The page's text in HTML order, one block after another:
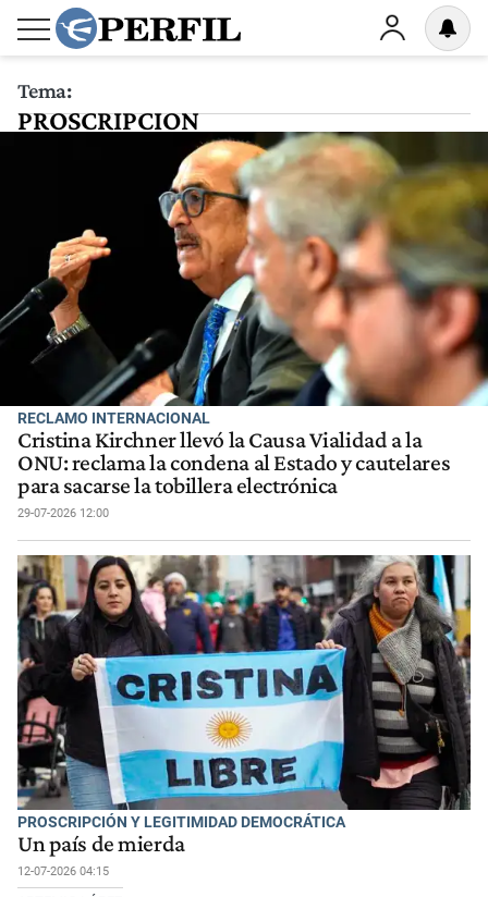
Tema:
PROSCRIPCION
RECLAMO INTERNACIONAL
Cristina Kirchner llevó la Causa Vialidad a la
ONU: reclama la condena al Estado y cautelares
para sacarse la tobillera electrónica
29-07-2026 12:00
PROSCRIPCIÓN Y LEGITIMIDAD DEMOCRÁTICA
Un país de mierda
12-07-2026 04:15